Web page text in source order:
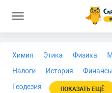
Химия Этика Физика
Налоги
История Финансы
Геодезия
ПОКАЗАТЬ ЕЩЁ